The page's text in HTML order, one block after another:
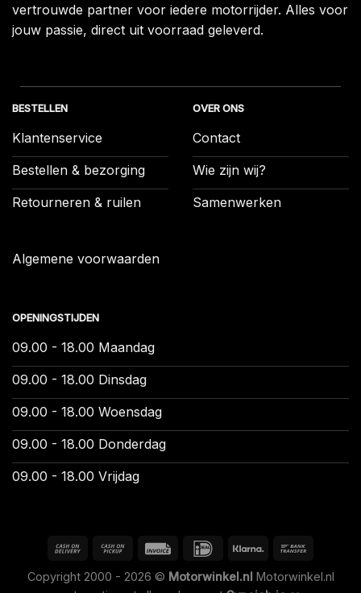
vertrouwde partner voor iedere motorrijder. Alles voor
jouw passie, direct uit voorraad geleverd.
BESTELLEN
Klantenservice
Bestellen & bezorging
Retourneren & ruilen
Algemene voorwaarden
OVER ONS
Contact
Wie zijn wij?
Samenwerken
OPENINGSTIJDEN
09.00 - 18.00 Maandag
09.00 - 18.00 Dinsdag
09.00 - 18.00 Woensdag
09.00 - 18.00 Donderdag
09.00 - 18.00 Vrijdag
Copyright 2000 - 2026 © Motorwinkel.nl Motorwinkel.nl